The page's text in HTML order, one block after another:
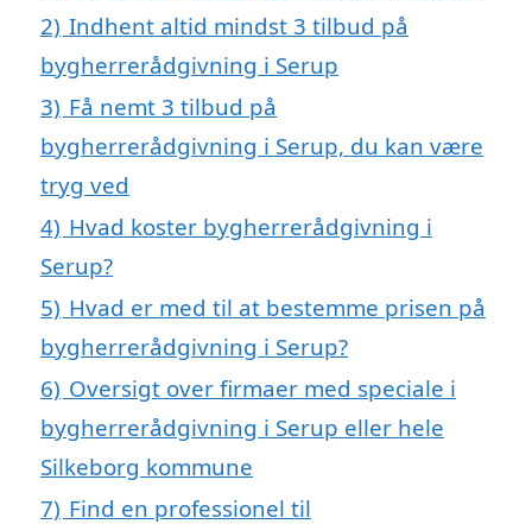
2) Indhent altid mindst 3 tilbud på
bygherrerådgivning i Serup
3) Få nemt 3 tilbud på
bygherrerådgivning i Serup, du kan være
tryg ved
4) Hvad koster bygherrerådgivning i
Serup?
5) Hvad er med til at bestemme prisen på
bygherrerådgivning i Serup?
6) Oversigt over firmaer med speciale i
bygherrerådgivning i Serup eller hele
Silkeborg kommune
7) Find en professionel til